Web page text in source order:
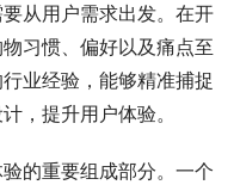
从用户需求出发。在开
习惯、偏好以及痛点至
业经验，能够精准捕捉
，提升用户体验。
的重要组成部分。一个